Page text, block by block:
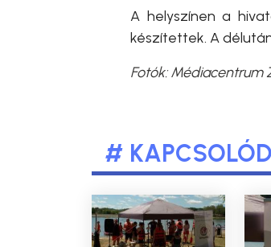
A helyszínen a
készítettek. A
Fotók: Médiacentrum
#